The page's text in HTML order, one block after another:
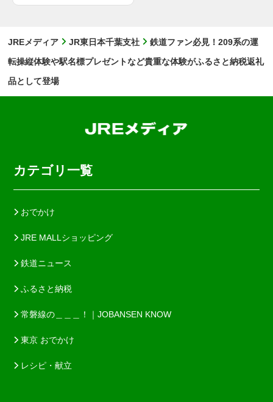
JREメディア JR東日本千葉支社
鉄道ファン必見！209系の運
転操縦体験や駅名標プレゼントなど貴重な体験がふるさと納税返礼
品として登場
カテゴリ一覧
おでかけ
JRE MALLショッピング
鉄道ニュース
ふるさと納税
常磐線の＿＿＿！｜JOBANSEN KNOW
東京 おでかけ
レシピ・献立